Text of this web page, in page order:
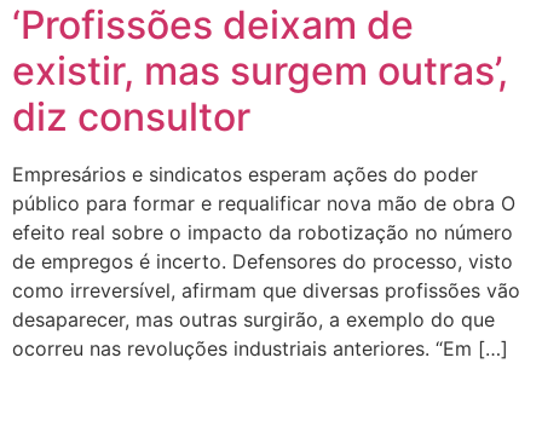
‘Profissões deixam de
existir, mas surgem outras’,
diz consultor
Empresários e sindicatos esperam ações do poder
público para formar e requalificar nova mão de obra O
efeito real sobre o impacto da robotização no número
de empregos é incerto. Defensores do processo, visto
como irreversível, afirmam que diversas profissões vão
desaparecer, mas outras surgirão, a exemplo do que
ocorreu nas revoluções industriais anteriores. “Em […]